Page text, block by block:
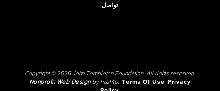
تواصل
Copyright © 2026 John Templeton Foundation. All rights reserved.
Nonprofit Web Designby Push10. Terms Of Use
Privacy